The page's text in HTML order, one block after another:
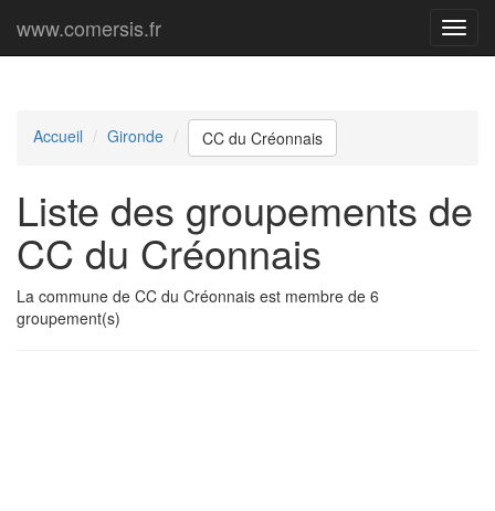
Menu
www.comersis.fr
Accueil Gironde CC du Créonnais
Liste des groupements de
CC du Créonnais
La commune de CC du Créonnais est membre de 6
groupement(s)